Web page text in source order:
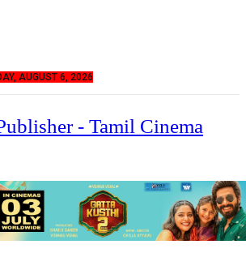
AUGUST 6, 2026
- Tamil Cinema